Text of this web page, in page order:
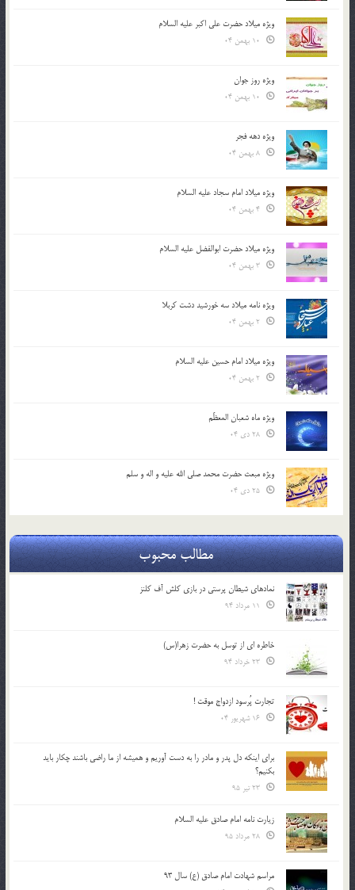
ویژه میلاد حضرت علی اکبر علیه السلام
ویژه روز جوان
ویژه دهه فجر
ویژه میلاد امام سجاد علیه السلام
ویژه میلاد حضرت ابوالفضل علیه السلام
ویژه نامه میلاد سه خورشید دشت کربلا
ویژه میلاد امام حسین علیه السلام
ویژه ماه شعبان المعظّم
ویژه مبعث حضرت محمد صلی الله علیه و اله و سلم
مطالب محبوب
نمادهای شیطان پرستی در بازی کلش آف کلنز
خاطره ای از توسل به حضرت زهرا(س)
تجارت پُرسود ازدواج موقت !
براي اينكه دل پدر و مادر را به دست آوريم و هميشه از ما راضي باشند چكار بايد
بكنيم؟
زیارت نامه امام صادق علیه السلام
مراسم شهادت امام صادق (ع) سال 93